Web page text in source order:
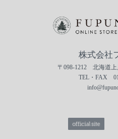
株式会社
〒098-1212 北海道上
TEL・FAX